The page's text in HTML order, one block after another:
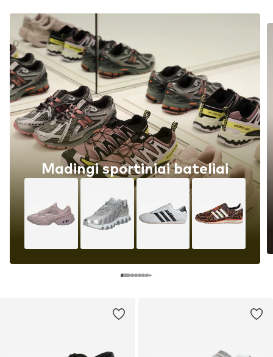
Madingi sportiniai bateliai